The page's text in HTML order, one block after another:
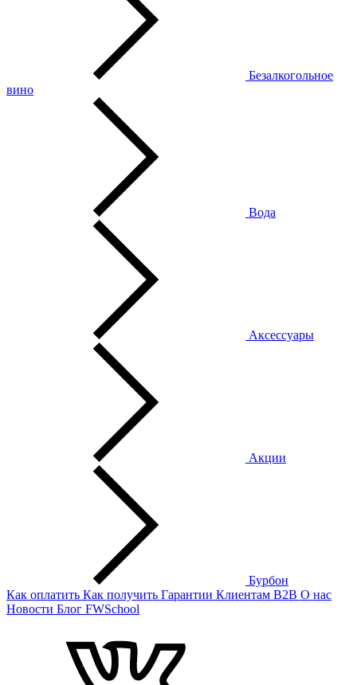
Безалкогольное
вино
Вода
Аксессуары
Акции
Бурбон
Как оплатить Как получить Гарантии Клиентам B2B О нас
Новости Блог FWSchool